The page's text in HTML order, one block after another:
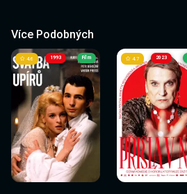
Více Podobných
1993
Sledovat
nyní
4.6 Film
Sledovat
nyní
2023
Sledovat
nyní
4.7
Sledovat
nyní